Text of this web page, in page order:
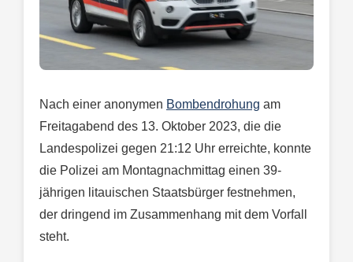
Nach einer anonymen Bombendrohung am
Freitagabend des 13. Oktober 2023, die die
Landespolizei gegen 21:12 Uhr erreichte, konnte
die Polizei am Montagnachmittag einen 39-
jährigen litauischen Staatsbürger festnehmen,
der dringend im Zusammenhang mit dem Vorfall
steht.